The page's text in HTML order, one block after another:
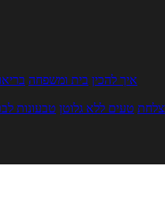
איך להכין בית ומשפחה
טעים ללא גלוטן טבעונות